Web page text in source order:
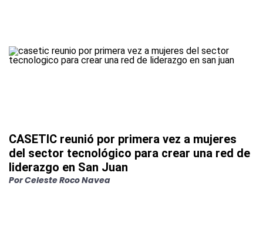
CASETIC reunió por primera vez a mujeres
del sector tecnológico para crear una red de
liderazgo en San Juan
PorCeleste Roco Navea